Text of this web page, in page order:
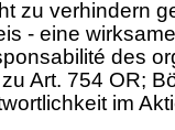
zu verhindern
- eine
des
Art. 754 OR;
im